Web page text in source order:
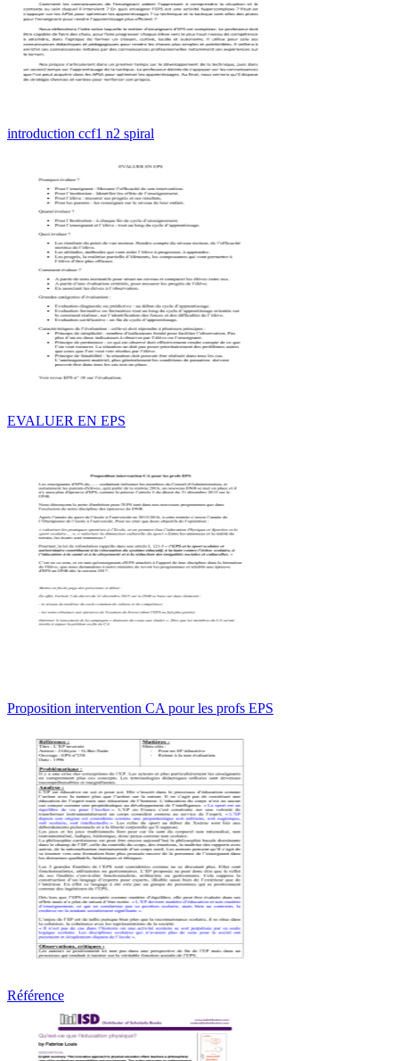
introduction ccf1 n2 spiral
EVALUER EN EPS
Proposition intervention CA pour les profs EPS
Référence